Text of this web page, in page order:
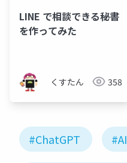
LINE で相談できる秘書
を作ってみた
くすたん 358
#ChatGPT #AI